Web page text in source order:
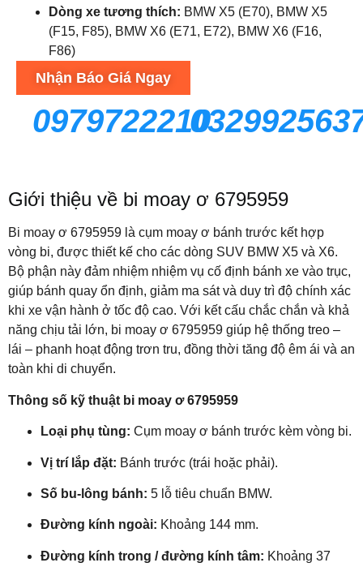
Dòng xe tương thích: BMW X5 (E70), BMW X5
(F15, F85), BMW X6 (E71, E72), BMW X6 (F16,
F86)
Nhận Báo Giá Ngay
0979722210
Giới thiệu về bi moay ơ 6795959
Bi moay ơ 6795959 là cụm moay ơ bánh trước kết hợp
vòng bi, được thiết kế cho các dòng SUV BMW X5 và X6.
Bộ phận này đảm nhiệm nhiệm vụ cố định bánh xe vào trục,
giúp bánh quay ổn định, giảm ma sát và duy trì độ chính xác
khi xe vận hành ở tốc độ cao. Với kết cấu chắc chắn và khả
năng chịu tải lớn, bi moay ơ 6795959 giúp hệ thống treo –
lái – phanh hoạt động trơn tru, đồng thời tăng độ êm ái và an
toàn khi di chuyển.
Thông số kỹ thuật bi moay ơ 6795959
Loại phụ tùng: Cụm moay ơ bánh trước kèm vòng bi.
Vị trí lắp đặt: Bánh trước (trái hoặc phải).
Số bu-lông bánh: 5 lỗ tiêu chuẩn BMW.
Đường kính ngoài: Khoảng 144 mm.
Đường kính trong / đường kính tâm: Khoảng 37